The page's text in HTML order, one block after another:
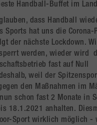
Handball-Buffet im
dass Handball
Sports hat uns die Corona-
der nächste Lockdown.
werden, wieder wird
fast auf Null
weil der
den Maßnahmen im
schon fast 2 Monate in
18.1.2021 anhalten.
Sport wirklich möglich -